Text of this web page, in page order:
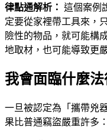
律點通解析： 這個案例
定要從家裡帶工具來，
險性的物品，就可能構
地取材，也可能導致更
我會面臨什麼法
一旦被認定為「攜帶兇
果比普通竊盜嚴重許多：